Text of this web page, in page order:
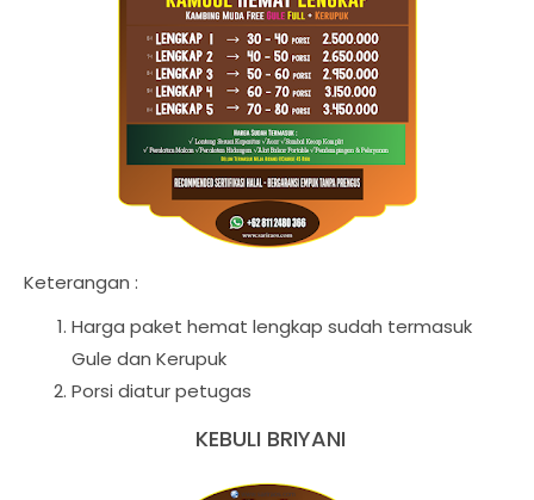
Keterangan :
Harga paket hemat lengkap sudah termasuk
Gule dan Kerupuk
Porsi diatur petugas
KEBULI BRIYANI